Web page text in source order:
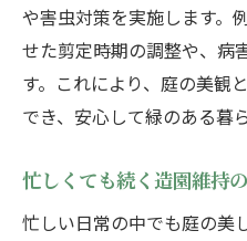
や害虫対策を実施します。
せた剪定時期の調整や、病
す。これにより、庭の美観
でき、安心して緑のある暮
忙しくても続く造園維持
忙しい日常の中でも庭の美